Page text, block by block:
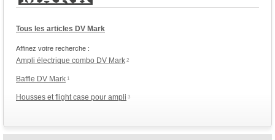
Tous les articles DV Mark
Affinez votre recherche :
Ampli électrique combo DV Mark 2
Baffle DV Mark 1
Housses et flight case pour ampli 3